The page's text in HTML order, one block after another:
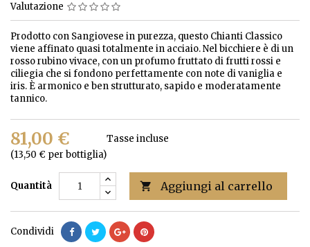
Valutazione
Prodotto con Sangiovese in purezza, questo Chianti Classico
viene affinato quasi totalmente in acciaio. Nel bicchiere è di un
rosso rubino vivace, con un profumo fruttato di frutti rossi e
ciliegia che si fondono perfettamente con note di vaniglia e
iris. È armonico e ben strutturato, sapido e moderatamente
tannico.
81,00 €
(13,50 € per bottiglia)
Tasse incluse
Quantità  Aggiungi al carrello
Condividi